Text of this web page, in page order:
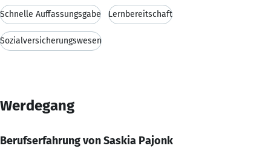
Schnelle Auffassungsgabe Lernbereitschaft
Sozialversicherungswesen
Werdegang
Berufserfahrung von Saskia Pajonk